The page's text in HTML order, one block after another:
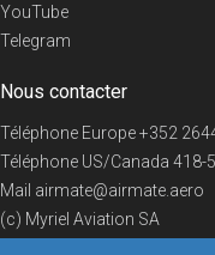
YouTube
Telegram
Nous contacter
Téléphone Europe+352
Téléphone US/Canada 418-
Mail airmate@airmate.aero
(c) Myriel Aviation SA